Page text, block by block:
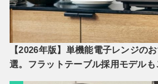
【2026年版】単機能電子レンジの
選。フラットテーブル採用モデルも